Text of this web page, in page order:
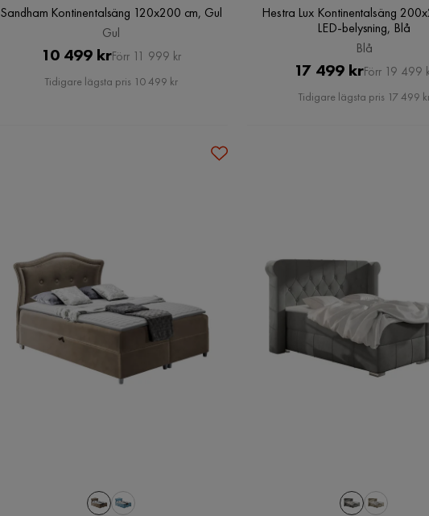
Sandham Kontinentalsäng 120x200 cm, Gul
Gul
Pris
10 499 krOriginal
Pris
Förr 11 999 kr
Tidigare lägsta pris 10 499 kr
Hestra Lux Kontinentalsäng
LED-belysning, Blå
Blå
Pris
17 499 krOriginal
Pris
Förr 19 499
Tidigare lägsta pris 17 499